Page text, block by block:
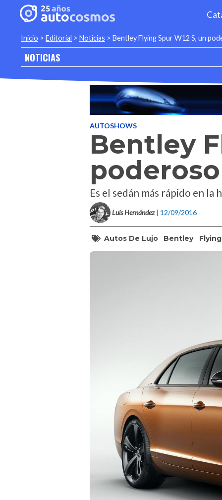
Inicio > Editorial > Noticias > Bentley Flying Spur W12 S, un
NOTICIAS
AUTOSHOWS
Bentley
Es el sedán más rápido en la
Luis Hernández | 12/09/2016
Autos De Lujo Bentley